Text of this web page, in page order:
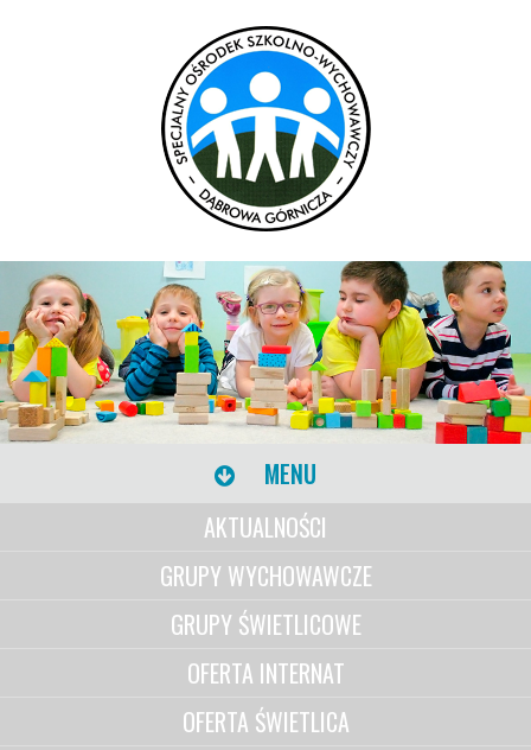
MENU
AKTUALNOŚCI
GRUPY WYCHOWAWCZE
GRUPY ŚWIETLICOWE
OFERTA INTERNAT
OFERTA ŚWIETLICA